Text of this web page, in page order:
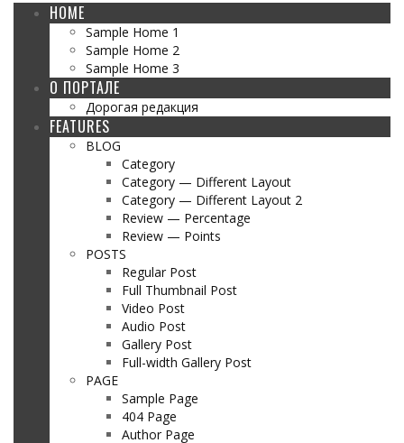
HOME
Sample Home 1
Sample Home 2
Sample Home 3
О ПОРТАЛЕ
Дорогая редакция
FEATURES
BLOG
Category
Category — Different Layout
Category — Different Layout 2
Review — Percentage
Review — Points
POSTS
Regular Post
Full Thumbnail Post
Video Post
Audio Post
Gallery Post
Full-width Gallery Post
PAGE
Sample Page
404 Page
Author Page